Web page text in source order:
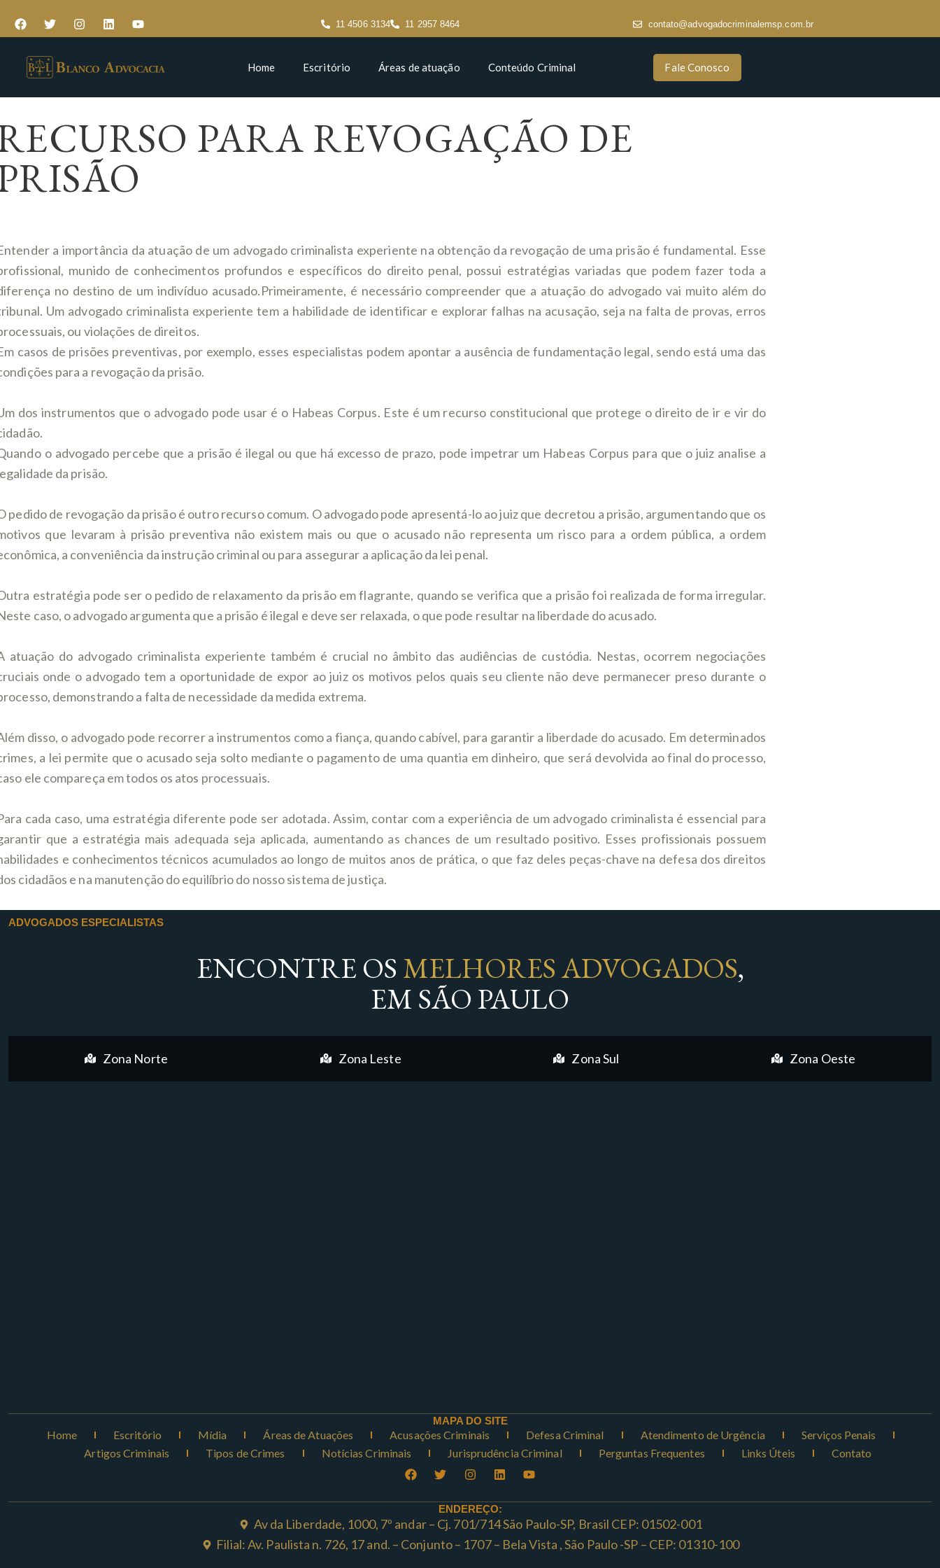
11 4506 3134 11 2957 8464 contato@advogadocriminalemsp.com.br
Home Escritório Áreas de atuação Conteúdo Criminal Fale Conosco
PARA REVOGAÇÃO DE
a importância da atuação de um advogado criminalista experiente na obtenção da revogação de uma prisão é fundamental. Esse
munido de conhecimentos profundos e específicos do direito penal, possui estratégias variadas que podem fazer toda a
no destino de um indivíduo acusado.Primeiramente, é necessário compreender que a atuação do advogado vai muito além do
Um advogado criminalista experiente tem a habilidade de identificar e explorar falhas na acusação, seja na falta de provas, erros
ou violações de direitos.
casos de prisões preventivas, por exemplo, esses especialistas podem apontar a ausência de fundamentação legal, sendo está uma das
para a revogação da prisão.
dos instrumentos que o advogado pode usar é o Habeas Corpus. Este é um recurso constitucional que protege o direito de ir e vir do
o advogado percebe que a prisão é ilegal ou que há excesso de prazo, pode impetrar um Habeas Corpus para que o juiz analise a
da prisão.
pedido de revogação da prisão é outro recurso comum. O advogado pode apresentá-lo ao juiz que decretou a prisão, argumentando que os
que levaram à prisão preventiva não existem mais ou que o acusado não representa um risco para a ordem pública, a ordem
a conveniência da instrução criminal ou para assegurar a aplicação da lei penal.
estratégia pode ser o pedido de relaxamento da prisão em flagrante, quando se verifica que a prisão foi realizada de forma irregular.
caso, o advogado argumenta que a prisão é ilegal e deve ser relaxada, o que pode resultar na liberdade do acusado.
atuação do advogado criminalista experiente também é crucial no âmbito das audiências de custódia. Nestas, ocorrem negociações
onde o advogado tem a oportunidade de expor ao juiz os motivos pelos quais seu cliente não deve permanecer preso durante o
demonstrando a falta de necessidade da medida extrema.
disso, o advogado pode recorrer a instrumentos como a fiança, quando cabível, para garantir a liberdade do acusado. Em determinados
a lei permite que o acusado seja solto mediante o pagamento de uma quantia em dinheiro, que será devolvida ao final do processo,
ele compareça em todos os atos processuais.
cada caso, uma estratégia diferente pode ser adotada. Assim, contar com a experiência de um advogado criminalista é essencial para
que a estratégia mais adequada seja aplicada, aumentando as chances de um resultado positivo. Esses profissionais possuem
e conhecimentos técnicos acumulados ao longo de muitos anos de prática, o que faz deles peças-chave na defesa dos direitos
cidadãos e na manutenção do equilíbrio do nosso sistema de justiça.
ADVOGADOS ESPECIALISTAS
ENCONTRE OS MELHORES ADVOGADOS,
EM SÃO PAULO
Zona Norte Zona Leste Zona Sul Zona Oeste
MAPA DO SITE
Home Escritório Mídia Áreas de Atuações Acusações Criminais Defesa Criminal Atendimento de Urgência
Serviços Penais
Artigos Criminais
Tipos de Crimes Notícias Criminais Jurisprudência Criminal Perguntas Frequentes Links Úteis Contato
ENDEREÇO:
Av da Liberdade, 1000, 7º andar – Cj. 701/714 São Paulo-SP, Brasil CEP: 01502-001
Filial: Av. Paulista n. 726, 17 and. – Conjunto – 1707 – Bela Vista , São Paulo -SP – CEP: 01310-100